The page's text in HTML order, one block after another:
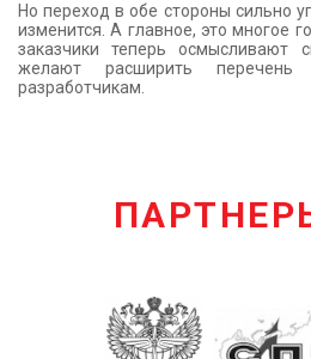
Но переход в обе стороны сильно
изменится. А главное, это многое
заказчики теперь осмысливают
желают расширить
разработчикам.